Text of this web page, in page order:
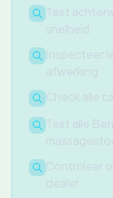
Test
snelheid
Inspecteer
afwerking
Check alle
Test alle
Controleer
dealer